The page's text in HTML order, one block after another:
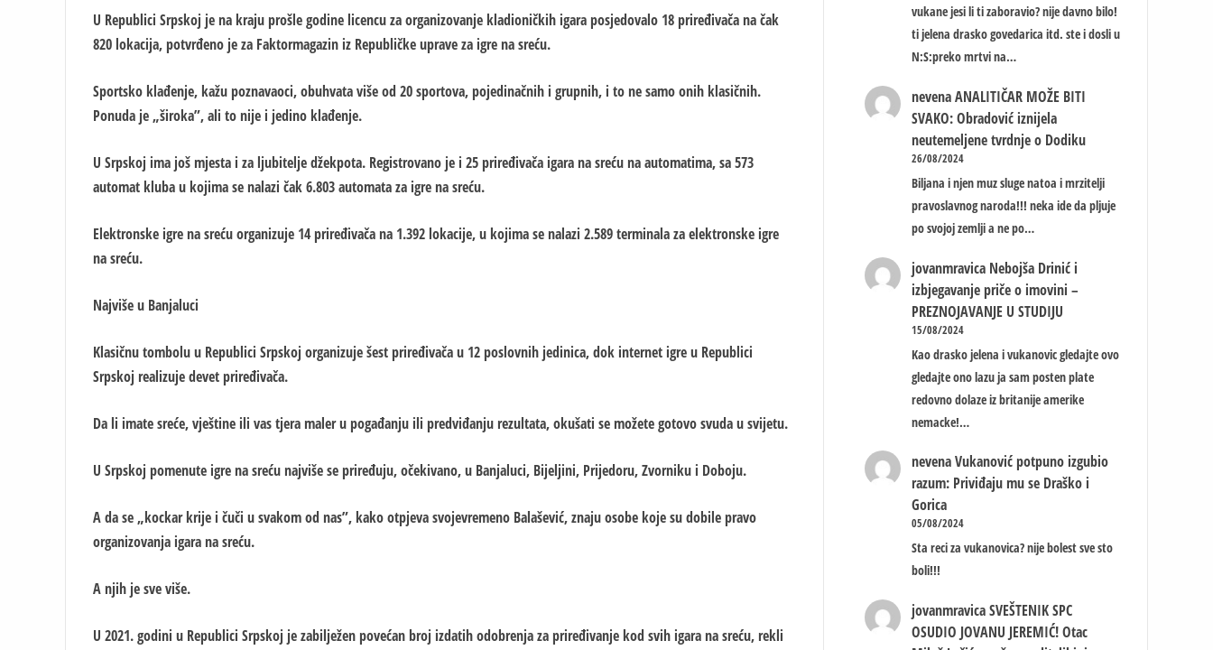
U Republici Srpskoj je na kraju prošle godine licencu za organizovanje kladioničkih igara posjedovalo 18 priređivača na čak
820 lokacija, potvrđeno je za Faktormagazin iz Republičke uprave za igre na sreću.
Sportsko klađenje, kažu poznavaoci, obuhvata više od 20 sportova, pojedinačnih i grupnih, i to ne samo onih klasičnih.
Ponuda je „široka”, ali to nije i jedino klađenje.
U Srpskoj ima još mjesta i za ljubitelje džekpota. Registrovano je i 25 priređivača igara na sreću na automatima, sa 573
automat kluba u kojima se nalazi čak 6.803 automata za igre na sreću.
Elektronske igre na sreću organizuje 14 priređivača na 1.392 lokacije, u kojima se nalazi 2.589 terminala za elektronske igre
na sreću.
Najviše u Banjaluci
Klasičnu tombolu u Republici Srpskoj organizuje šest priređivača u 12 poslovnih jedinica, dok internet igre u Republici
Srpskoj realizuje devet priređivača.
Da li imate sreće, vještine ili vas tjera maler u pogađanju ili predviđanju rezultata, okušati se možete gotovo svuda u svijetu.
U Srpskoj pomenute igre na sreću najviše se priređuju, očekivano, u Banjaluci, Bijeljini, Prijedoru, Zvorniku i Doboju.
A da se „kockar krije i čuči u svakom od nas”, kako otpjeva svojevremeno Balašević, znaju osobe koje su dobile pravo
organizovanja igara na sreću.
A njih je sve više.
U 2021. godini u Republici Srpskoj je zabilježen povećan broj izdatih odobrenja za priređivanje kod svih igara na sreću, rekli
vukane jesi li ti zaboravio? nije davno bilo!
ti jelena drasko govedarica itd. ste i dosli u
N:S:preko mrtvi na…
nevena ANALITIČAR MOŽE BITI
SVAKO: Obradović iznijela
neutemeljene tvrdnje o Dodiku
26/08/2024
Biljana i njen muz sluge natoa i mrzitelji
pravoslavnog naroda!!! neka ide da pljuje
po svojoj zemlji a ne po…
jovanmravica Nebojša Drinić i
izbjegavanje priče o imovini –
PREZNOJAVANJE U STUDIJU
15/08/2024
Kao drasko jelena i vukanovic gledajte ovo
gledajte ono lazu ja sam posten plate
redovno dolaze iz britanije amerike
nemacke!…
nevena Vukanović potpuno izgubio
razum: Priviđaju mu se Draško i
Gorica
05/08/2024
Sta reci za vukanovica? nije bolest sve sto
boli!!!
jovanmravica SVEŠTENIK SPC
OSUDIO JOVANU JEREMIĆ! Otac